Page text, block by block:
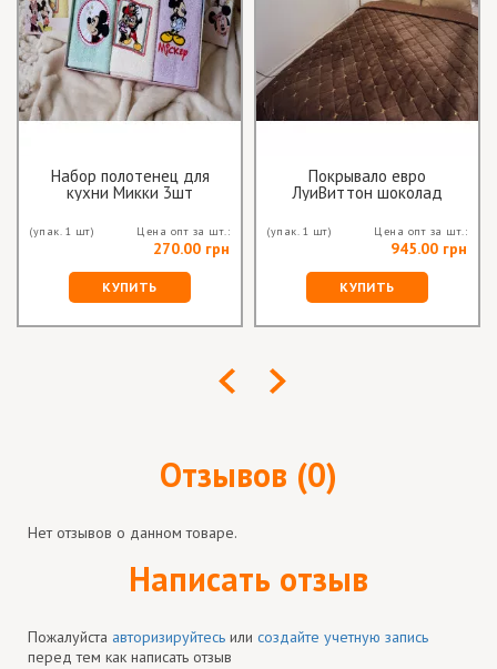
Набор полотенец для
кухни Микки 3шт
(упак. 1 шт) Цена опт за шт.:
270.00 грн
КУПИТЬ
Покрывало евро
ЛуиВиттон шоколад
(упак. 1 шт) Цена опт за шт.:
945.00 грн
КУПИТЬ
Отзывов (0)
Нет отзывов о данном товаре.
Написать отзыв
Пожалуйста авторизируйтесь или создайте учетную запись
перед тем как написать отзыв